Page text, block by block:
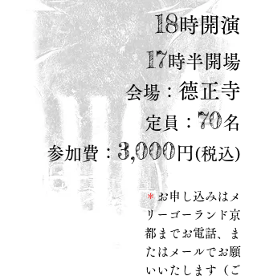
18時開演
17時半開場
会場：德正寺
定員： 70名
参加費：3,000円(税込)
＊お申し込みはメ
リーゴーランド京
都までお電話、ま
たはメールでお願
いいたします（ご